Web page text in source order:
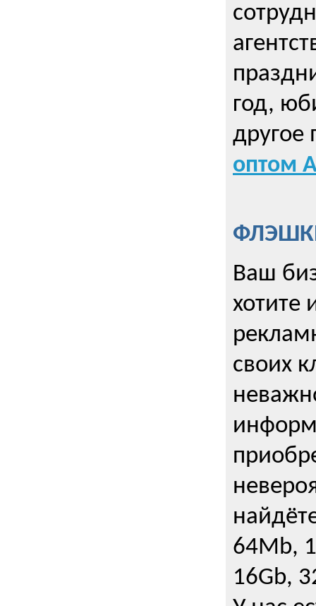
год,
другое
оптом
Ваш
хотите
своих
64Mb,
16Gb,